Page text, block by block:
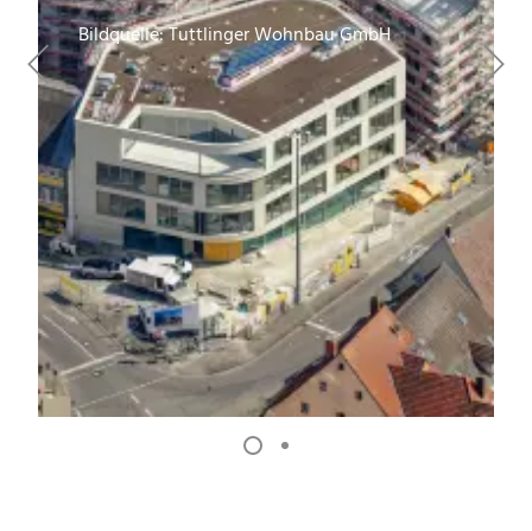
Bildquelle: Tuttlinger Wohnbau GmbH